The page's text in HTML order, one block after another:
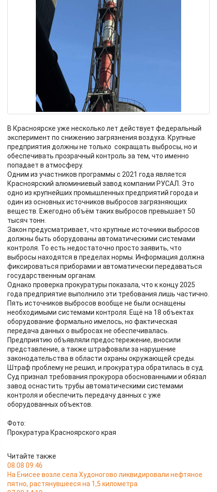
В Красноярске уже несколько лет действует федеральный
эксперимент по снижению загрязнения воздуха. Крупные
предприятия должны не только сокращать выбросы, но и
обеспечивать прозрачный контроль за тем, что именно
попадает в атмосферу.
Одним из участников программы с 2021 года является
Красноярский алюминиевый завод компании РУСАЛ. Это
одно из крупнейших промышленных предприятий города и
один из основных источников выбросов загрязняющих
веществ. Ежегодно объём таких выбросов превышает 50
тысяч тонн.
Закон предусматривает, что крупные источники выбросов
должны быть оборудованы автоматическими системами
контроля. То есть недостаточно просто заявить, что
выбросы находятся в пределах нормы. Информация должна
фиксироваться приборами и автоматически передаваться
государственным органам.
Однако проверка прокуратуры показала, что к концу 2025
года предприятие выполнило эти требования лишь частично.
Пять источников выбросов вообще не были оснащены
необходимыми системами контроля. Ещё на 18 объектах
оборудование формально имелось, но фактическая
передача данных о выбросах не обеспечивалась.
Предприятию объявляли предостережение, вносили
представление, а также штрафовали за нарушение
законодательства в области охраны окружающей среды.
Штраф проблему не решил, и прокуратура обратилась в суд.
Суд признал требования прокурора обоснованными и обязал
завод оснастить трубы автоматическими системами
контроля и обеспечить передачу данных с уже
оборудованных объектов.
Фото:
Прокуратура Красноярского края
Читайте также
08.08 09:46
На Енисее возле села Худоногово ликвидировали нефтяное
пятно, растянувшееся на 1,5 километра